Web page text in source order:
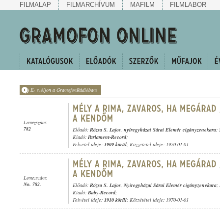
FILMALAP FILMARCHÍVUM MAFILM FILMLABOR
Ez szóljon a GramofonRádióban!
Lemezszám:
782
Előadó: Rózsa S. Lajos, nyíregyházai Sárai Elemér cigányzenekara;
Kiadó: Parlament-Record;
Felvétel ideje: 1909 körül; Közzététel ideje: 1970-01-01
Lemezszám:
No. 782.
Előadó: Rózsa S. Lajos, Nyiregyházai Sárai Elemér cigányzenekara;
Kiadó: Baby-Record;
Felvétel ideje: 1910 körül; Közzététel ideje: 1970-01-01